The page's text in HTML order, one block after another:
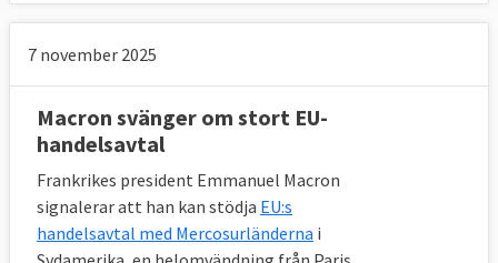
7 november 2025
Macron svänger om stort EU-
handelsavtal
Frankrikes president Emmanuel Macron
signalerar att han kan stödja EU:s
handelsavtal med Mercosurländerna i